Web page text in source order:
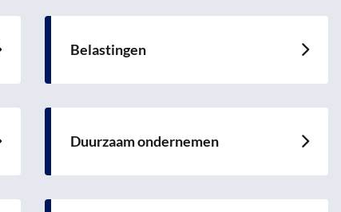
Belastingen
Lees
Duurzaam ondernemen
Lees